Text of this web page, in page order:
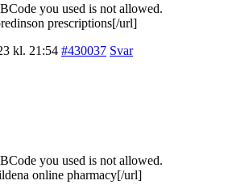
you used is not allowed.
prescriptions[/url]
kl. 21:54 #430037 Svar
you used is not allowed.
online pharmacy[/url]